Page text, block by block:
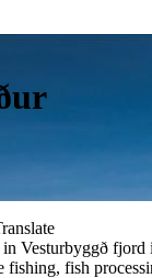
Vesturbyggð fjord
fish